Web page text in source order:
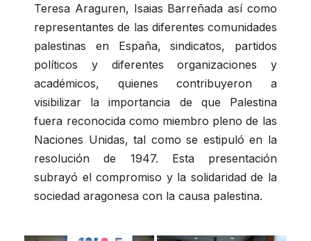
Teresa Araguren, Isaias Barreñada así como
representantes de las diferentes comunidades
palestinas en España, sindicatos, partidos
políticos y diferentes organizaciones y
académicos, quienes contribuyeron a
visibilizar la importancia de que Palestina
fuera reconocida como miembro pleno de las
Naciones Unidas, tal como se estipuló en la
resolución de 1947. Esta presentación
subrayó el compromiso y la solidaridad de la
sociedad aragonesa con la causa palestina.